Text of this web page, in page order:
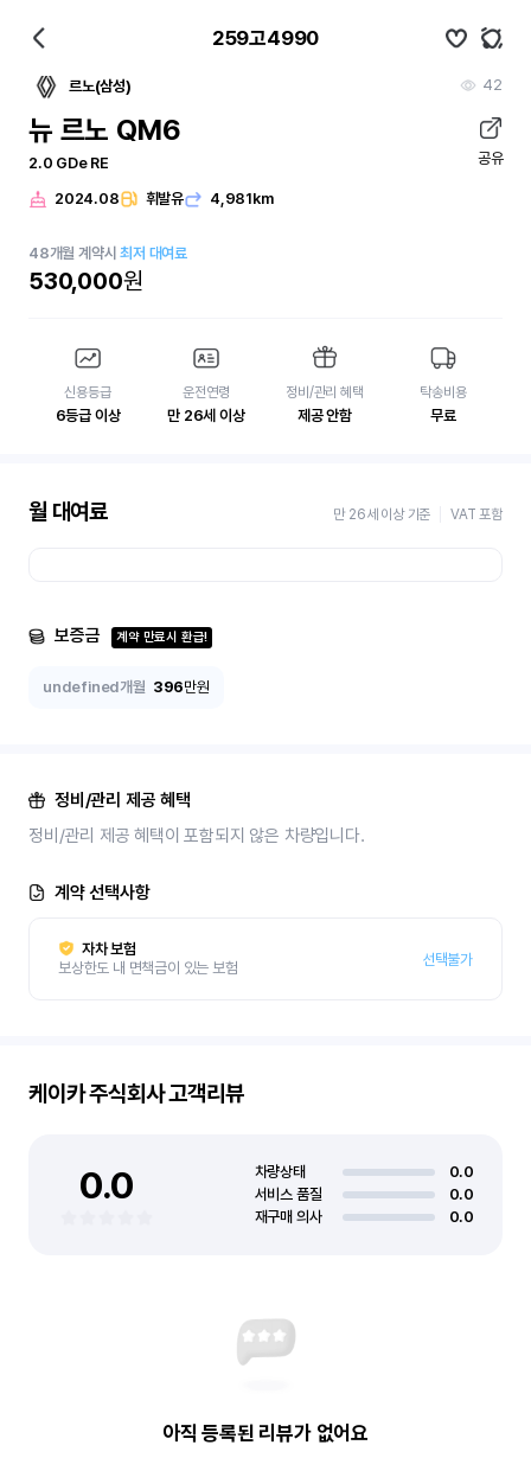
259고4990
르노(삼성) 42
뉴 르노 QM6
2.0 GDe RE 공유
2024.08 휘발유 4,981km
48개월 계약시최저 대여료
530,000원
신용등급
6등급 이상
운전연령
만 26세 이상
정비/관리 혜택
제공 안함
탁송비용
무료
월 대여료 만 26세 이상 기준 VAT 포함
보증금 계약 만료시 환급!
undefined개월 396만원
정비/관리 제공 혜택
정비/관리 제공 혜택이 포함되지 않은 차량입니다.
계약 선택사항
자차 보험
보상한도 내 면책금이 있는 보험
선택불가
케이카 주식회사고객리뷰
0.0 차량상태
0.0
서비스 품질
0.0
재구매 의사
0.0
아직 등록된 리뷰가 없어요